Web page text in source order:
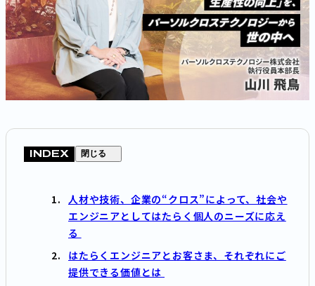
INDEX 閉じる
人材や技術、企業の“クロス”によって、社会や
エンジニアとしてはたらく個人のニーズに応え
る
はたらくエンジニアとお客さま、それぞれにご
提供できる価値とは